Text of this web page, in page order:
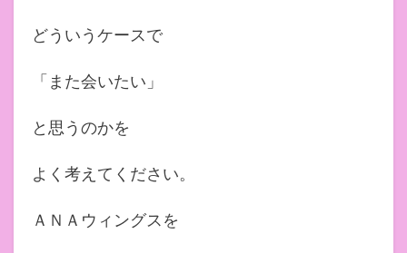
どういうケースで
「また会いたい」
と思うのかを
よく考えてください。
ＡＮＡウィングスを